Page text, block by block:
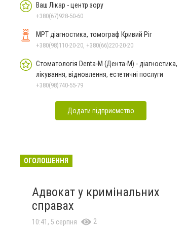
Ваш Лікар - центр зору
+380(67)928-50-60
МРТ діагностика, томограф Кривий Ріг
+380(98)110-20-20, +380(66)220-20-20
Стоматологія Denta-M (Дента-М) - діагностика,
лікування, відновлення, естетичні послуги
+380(98)740-55-79
Додати підприємство
ОГОЛОШЕННЯ
Адвокат у кримінальних
справах
10:41, 5 серпня 2